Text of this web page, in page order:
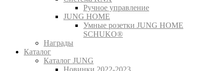
Ручное управление
JUNG HOME
Умные розетки JUNG HOME
SCHUKO®
Награды
Каталог
Каталог JUNG
Новинки 2022-2023